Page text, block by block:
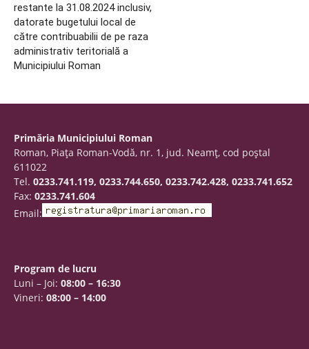
restante la 31.08.2024 inclusiv,
datorate bugetului local de
către contribuabilii de pe raza
administrativ teritorială a
Municipiului Roman
Primăria Municipiului Roman
Roman, Piaţa Roman-Vodă, nr. 1, jud. Neamţ, cod poştal
611022
Tel. 0233.741.119, 0233.744.650, 0233.742.428, 0233.741.652
Fax: 0233.741.604
Email:
Program de lucru
Luni – Joi: 08:00 – 16:30
Vineri: 08:00 – 14:00